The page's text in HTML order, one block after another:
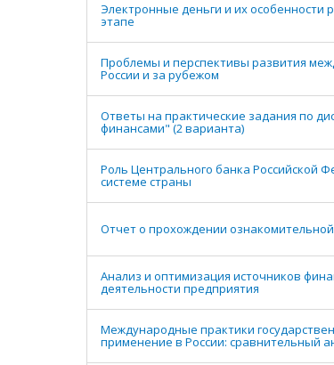
Электронные деньги и их особенности
этапе
Проблемы и перспективы развития
России и за рубежом
Ответы на практические задания по
финансами" (2 варианта)
Роль Центрального банка Российской
системе страны
Отчет о прохождении
Анализ и оптимизация источников
деятельности предприятия
Международные практики
применение в России: сравнительный